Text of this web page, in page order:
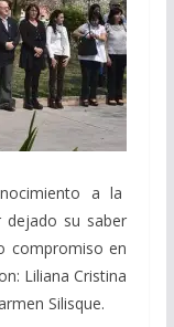
a la
dejado su saber
compromiso en
Liliana Cristina
Silisque.